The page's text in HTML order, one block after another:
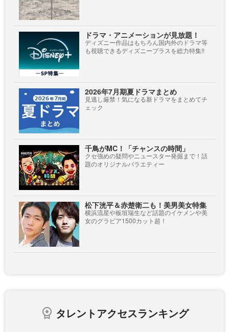
ドラマ・アニメーションが見放題！
ディズニー作品はもちろん国内外のドラマ等
も視聴できるディズニープラスを総力特集!!
2026年7月期夏ドラマまとめ
見逃し厳禁！気になる新ドラマをまとめてチ
ェック
千鳥がMC！「チャンスの時間」
クセ強めの疑問やニュースター発掘まで！話
題のオリジナルバラエティー
松下洸平＆赤楚衛二も！美男美女特集
横浜流星や板垣瑞生など話題のイケメンや美
女のグラビア1500カット超！
タレントアクセスランキング